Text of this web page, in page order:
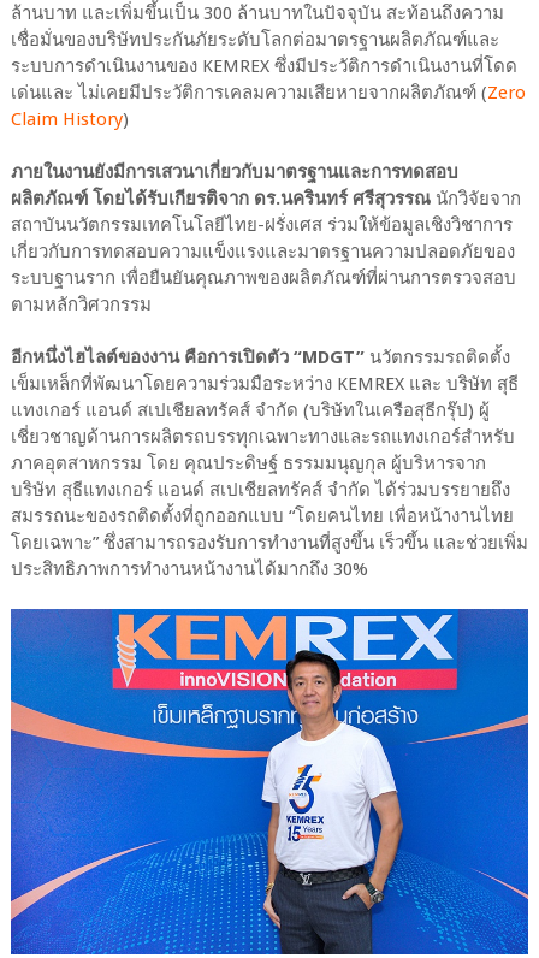
ล้านบาท และเพิ่มขึ้นเป็น 300 ล้านบาทในปัจจุบัน สะท้อนถึงความ
เชื่อมั่นของบริษัทประกันภัยระดับโลกต่อมาตรฐานผลิตภัณฑ์และ
ระบบการดำเนินงานของ KEMREX ซึ่งมีประวัติการดำเนินงานที่โดด
เด่นและ ไม่เคยมีประวัติการเคลมความเสียหายจากผลิตภัณฑ์ (Zero
Claim History)
ภายในงานยังมีการเสวนาเกี่ยวกับมาตรฐานและการทดสอบ
ผลิตภัณฑ์ โดยได้รับเกียรติจาก ดร.นครินทร์ ศรีสุวรรณนักวิจัยจาก
สถาบันนวัตกรรมเทคโนโลยีไทย-ฝรั่งเศส ร่วมให้ข้อมูลเชิงวิชาการ
เกี่ยวกับการทดสอบความแข็งแรงและมาตรฐานความปลอดภัยของ
ระบบฐานราก เพื่อยืนยันคุณภาพของผลิตภัณฑ์ที่ผ่านการตรวจสอบ
ตามหลักวิศวกรรม
อีกหนึ่งไฮไลต์ของงาน คือการเปิดตัว “MDGT” นวัตกรรมรถติดตั้ง
เข็มเหล็กที่พัฒนาโดยความร่วมมือระหว่าง KEMREX และ บริษัท สุธี
แทงเกอร์ แอนด์ สเปเชียลทรัคส์ จำกัด (บริษัทในเครือสุธีกรุ๊ป) ผู้
เชี่ยวชาญด้านการผลิตรถบรรทุกเฉพาะทางและรถแทงเกอร์สำหรับ
ภาคอุตสาหกรรม โดย คุณประดิษฐ์ ธรรมมนุญกุล ผู้บริหารจาก
บริษัท สุธีแทงเกอร์ แอนด์ สเปเชียลทรัคส์ จำกัด ได้ร่วมบรรยายถึง
สมรรถนะของรถติดตั้งที่ถูกออกแบบ “โดยคนไทย เพื่อหน้างานไทย
โดยเฉพาะ” ซึ่งสามารถรองรับการทำงานที่สูงขึ้น เร็วขึ้น และช่วยเพิ่ม
ประสิทธิภาพการทำงานหน้างานได้มากถึง 30%